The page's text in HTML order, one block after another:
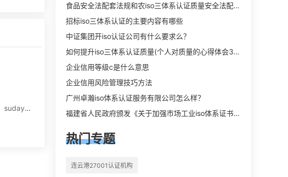
• 谁有ISO9001 2008版中文版的资料给我一份，sudaywang@126.com
食品安全法配套法规和农iso三体系认证质量安全法配套法规分别是什么？
招标iso三体系认证的主要内容有哪些
中证集团开iso认证公司有什么要求么？
如何提升iso三体系认证质量(个人对质量的心得体会300字)
企业信用等级c是什么意思
企业信用风险管理技巧方法
广州卓瀚iso体系认证服务有限公司怎么样？
福建省人民政府颁发《关于加强市场工业iso体系证书质量监督检验与管理的暂行规定》的通知
热门专题
连云港27001认证机构